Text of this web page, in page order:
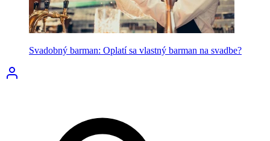
Svadobný barman: Oplatí sa vlastný barman na svadbe?